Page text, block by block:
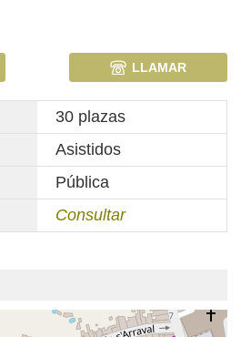
LLAMAR
30 plazas
Asistidos
Pública
Consultar